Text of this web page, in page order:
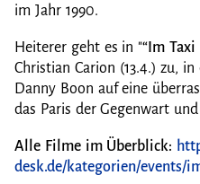
im Jahr 1990.
Heiterer geht es in "“Im
Christian Carion (13.4.) zu,
Danny Boon auf eine
das Paris der Gegenwart
Alle Filme im Überblick:
desk.de/kategorien/events/